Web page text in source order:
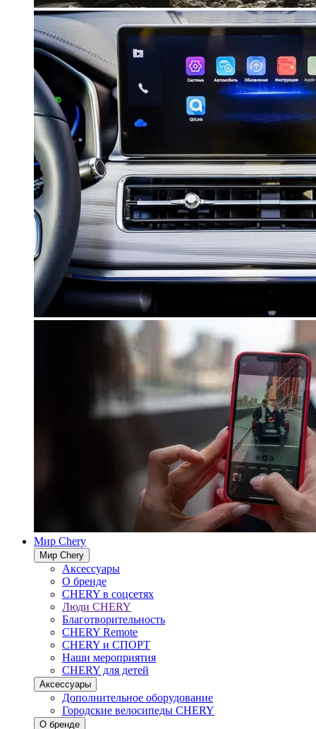
Мир Chery
Мир Chery
Аксессуары
О бренде
CHERY в соцсетях
Люди CHERY
Благотворительность
CHERY Remote
CHERY и СПОРТ
Наши мероприятия
CHERY для детей
Аксессуары
Дополнительное оборудование
Городские велосипеды CHERY
О бренде